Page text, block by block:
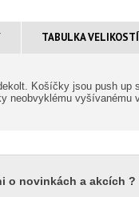
TABULKA
Košíčky jsou push
neobvyklému vyšívanému
o novinkách a akcích ?